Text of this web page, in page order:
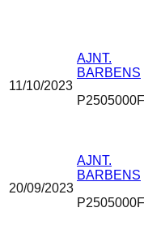
11/10/2023
AJNT.
BARBENS
P2505000F
20/09/2023
AJNT.
BARBENS
P2505000F